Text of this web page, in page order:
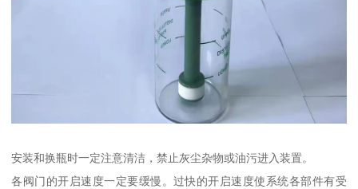
安装和换瓶时一定注意清洁，禁止灰尘杂物或油污进入装置。
各阀门的开启速度一定要缓慢。过快的开启速度使系统各部件有受